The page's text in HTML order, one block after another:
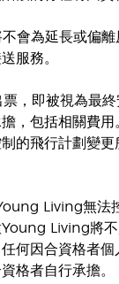
會為延長或偏離
服務。
，即被視為最
，包括相關費
的飛行計劃變更
Living無法
Living將
何因合資格者個
格者自行承擔。